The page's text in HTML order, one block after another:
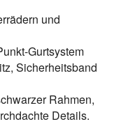
und
Gurtsystem
Sicherheitsband
Rahmen,
Details.